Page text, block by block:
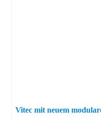
Vitec mit neuem